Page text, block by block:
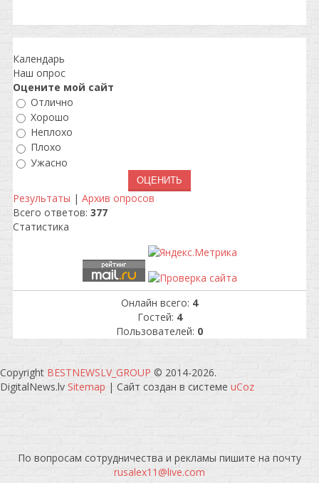
Календарь
Наш опрос
Оцените мой сайт
Отлично
Хорошо
Неплохо
Плохо
Ужасно
Результаты | Архив опросов
Всего ответов: 377
Статистика
Онлайн всего: 4
Гостей: 4
Пользователей: 0
Copyright BESTNEWSLV_GROUP © 2014-2026.
DigitalNews.lv Sitemap | Сайт создан в системе uCoz
По вопросам сотрудничества и рекламы пишите на почту
rusalex11@live.com